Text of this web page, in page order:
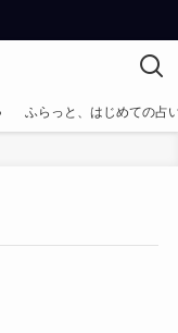
ふらっと、はじめての占